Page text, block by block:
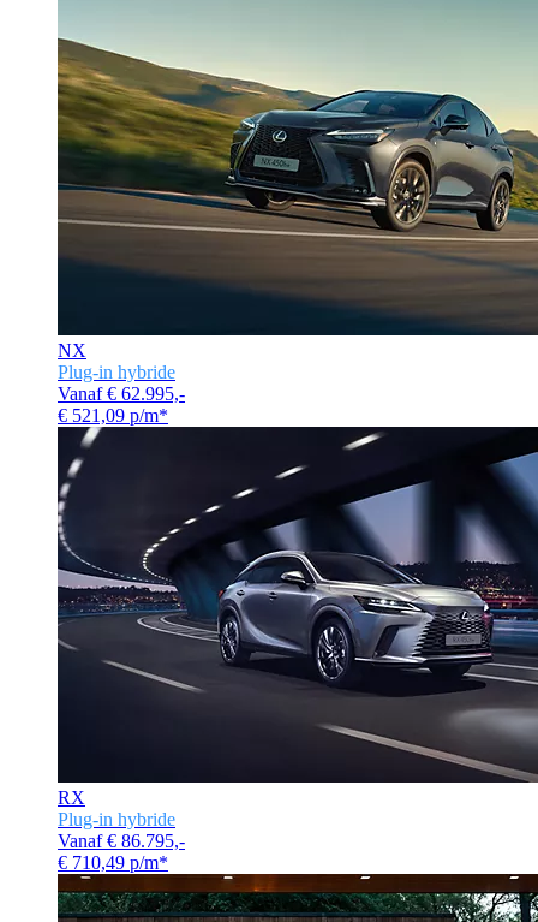
NX
Plug-in hybride
Vanaf € 62.995,-
€ 521,09 p/m*
RX
Plug-in hybride
Vanaf € 86.795,-
€ 710,49 p/m*